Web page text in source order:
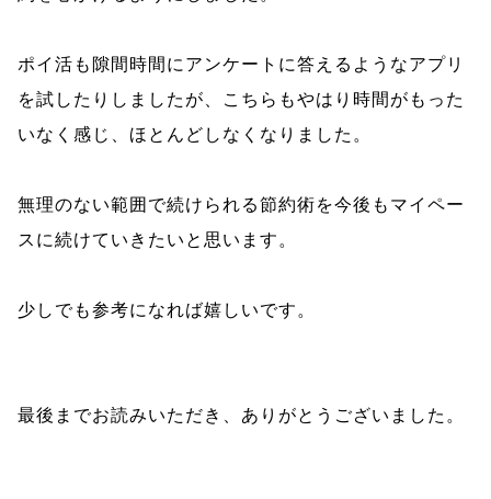
ポイ活も隙間時間にアンケートに答えるようなアプリ
を試したりしましたが、こちらもやはり時間がもった
いなく感じ、ほとんどしなくなりました。
無理のない範囲で続けられる節約術を今後もマイペー
スに続けていきたいと思います。
少しでも参考になれば嬉しいです。
最後までお読みいただき、ありがとうございました。